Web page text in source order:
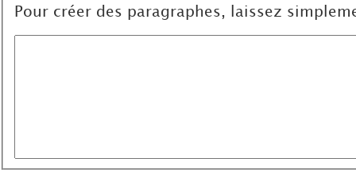
Pour créer des paragraphes, laissez